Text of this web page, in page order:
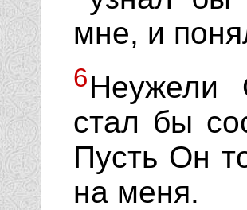
мне, и
6Неужели
стал бы
Пусть Он
на меня.